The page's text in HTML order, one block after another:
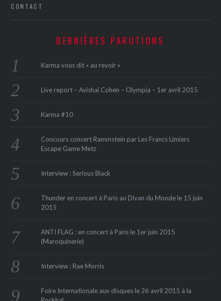
CONTACT
DERNIÈRES PARUTIONS
Karma vous dit « au revoir »
Live report – Avishai Cohen – Olympia – 1er avril 2015
Karma #10
Concours concert Rammstein par Les Francs Limiers
Escape Game Metz
Interview : Serious Black
Thunder en concert à Paris au Divan du Monde le 15 juin
2015
ANTI FLAG : en concert à Paris le 1er juin 2015
(Maroquinerie‏)
Interview : Rae Morris
Foire Internationale aux disques le 26 avril 2015 à la